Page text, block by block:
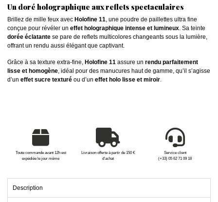
Un doré holographique aux reflets spectaculaires
Brillez de mille feux avec Holofine 11, une poudre de paillettes ultra fine
conçue pour révéler un effet holographique intense et lumineux. Sa teinte
dorée éclatante se pare de reflets multicolores changeants sous la lumière,
offrant un rendu aussi élégant que captivant.
Grâce à sa texture extra-fine, Holofine 11 assure un rendu parfaitement
lisse et homogène, idéal pour des manucures haut de gamme, qu’il s’agisse
d’un effet sucre texturé ou d’un effet holo lisse et miroir.
Toute commande avant 12h est
expédiée le jour même
Livraison offerte à partir de 150 €
d'achat
Service client
(+33) 05 62 71 09 18
Description